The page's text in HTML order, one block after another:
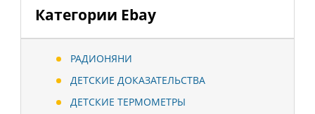
Категории Ebay
РАДИОНЯНИ
ДЕТСКИЕ ДОКАЗАТЕЛЬСТВА
ДЕТСКИЕ ТЕРМОМЕТРЫ